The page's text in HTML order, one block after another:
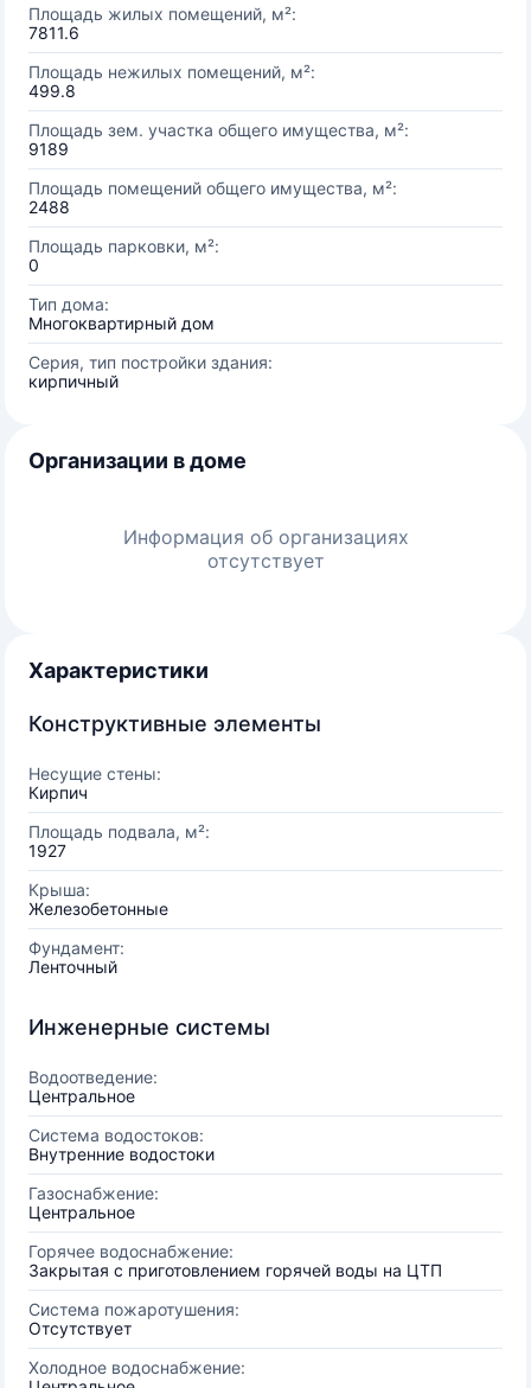
Площадь жилых помещений, м²:
7811.6
Площадь нежилых помещений, м²:
499.8
Площадь зем. участка общего имущества, м²:
9189
Площадь помещений общего имущества, м²:
2488
Площадь парковки, м²:
0
Тип дома:
Многоквартирный дом
Серия, тип постройки здания:
кирпичный
Организации в доме
Информация об организациях
отсутствует
Характеристики
Конструктивные элементы
Несущие стены:
Кирпич
Площадь подвала, м²:
1927
Крыша:
Железобетонные
Фундамент:
Ленточный
Инженерные системы
Водоотведение:
Центральное
Система водостоков:
Внутренние водостоки
Газоснабжение:
Центральное
Горячее водоснабжение:
Закрытая с приготовлением горячей воды на ЦТП
Система пожаротушения:
Отсутствует
Холодное водоснабжение: